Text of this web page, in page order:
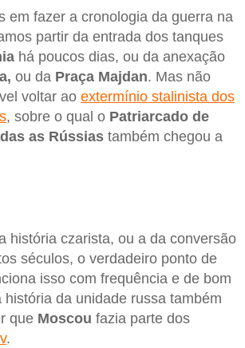
em fazer a cronologia da guerra na
partir da entrada dos tanques
há poucos dias, ou da anexação
ou da Praça Majdan. Mas não
voltar ao extermínio stalinista dos
, sobre o qual o Patriarcado de
as Rússias também chegou a
história czarista, ou a da conversão
séculos, o verdadeiro ponto de
isso com frequência e de bom
história da unidade russa também
que Moscou fazia parte dos
.